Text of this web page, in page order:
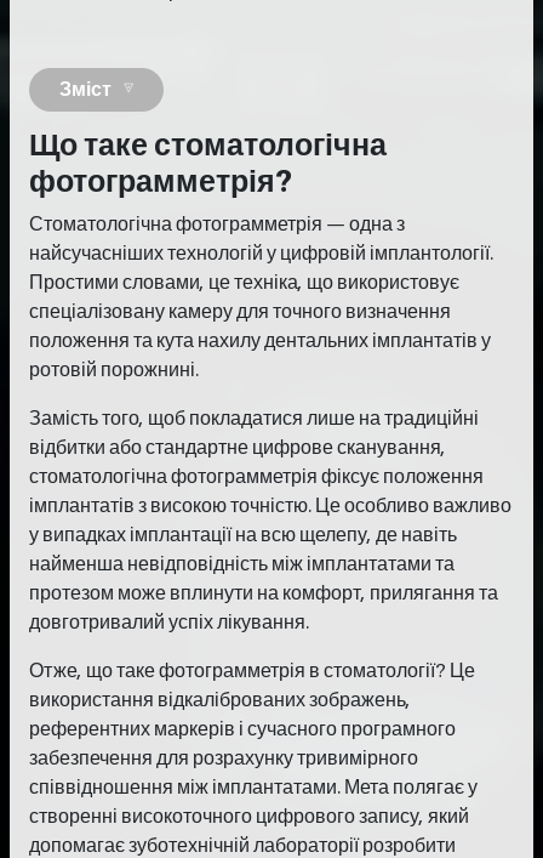
Зміст
Що таке стоматологічна
фотограмметрія?
Стоматологічна фотограмметрія — одна з
найсучасніших технологій у цифровій імплантології.
Простими словами, це техніка, що використовує
спеціалізовану камеру для точного визначення
положення та кута нахилу дентальних імплантатів у
ротовій порожнині.
Замість того, щоб покладатися лише на традиційні
відбитки або стандартне цифрове сканування,
стоматологічна фотограмметрія фіксує положення
імплантатів з високою точністю. Це особливо важливо
у випадках імплантації на всю щелепу, де навіть
найменша невідповідність між імплантатами та
протезом може вплинути на комфорт, прилягання та
довготривалий успіх лікування.
Отже, що таке фотограмметрія в стоматології? Це
використання відкаліброваних зображень,
референтних маркерів і сучасного програмного
забезпечення для розрахунку тривимірного
співвідношення між імплантатами. Мета полягає у
створенні високоточного цифрового запису, який
допомагає зуботехнічній лабораторії розробити